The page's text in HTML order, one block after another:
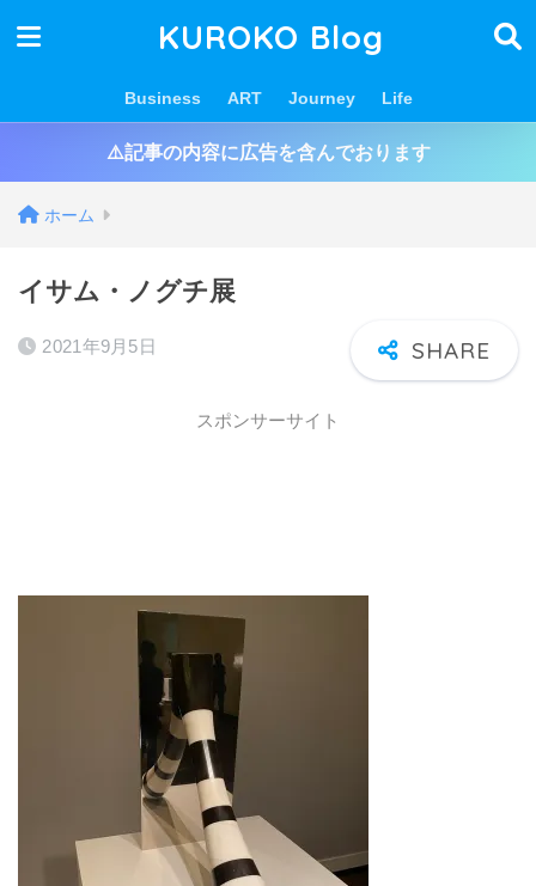
KUROKO Blog
Business ART Journey Life
⚠️記事の内容に広告を含んでおります
ホーム
イサム・ノグチ展
2021年9月5日
スポンサーサイト